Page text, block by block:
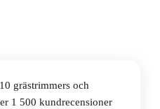
grästrimmers och
1 500 kundrecensioner